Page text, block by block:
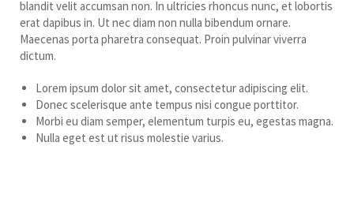
blandit velit accumsan non. In ultricies rhoncus nunc, et lobortis
erat dapibus in. Ut nec diam non nulla bibendum ornare.
Maecenas porta pharetra consequat. Proin pulvinar viverra
dictum.
Lorem ipsum dolor sit amet, consectetur adipiscing elit.
Donec scelerisque ante tempus nisi congue porttitor.
Morbi eu diam semper, elementum turpis eu, egestas magna.
Nulla eget est ut risus molestie varius.